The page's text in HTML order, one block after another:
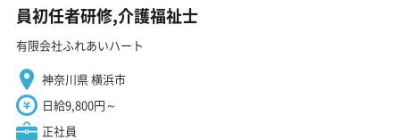
員初任者研修,介護福祉士
有限会社ふれあいハート
神奈川県 横浜市
日給9,800円～
正社員